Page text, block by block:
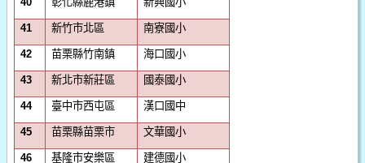
41 新竹市北區 南寮國小
42 苗栗縣竹南鎮 海口國小
43 新北市新莊區 國泰國小
44 臺中市西屯區 漢口國中
45 苗栗縣苗栗市 文華國小
46 基隆市安樂區 建德國小